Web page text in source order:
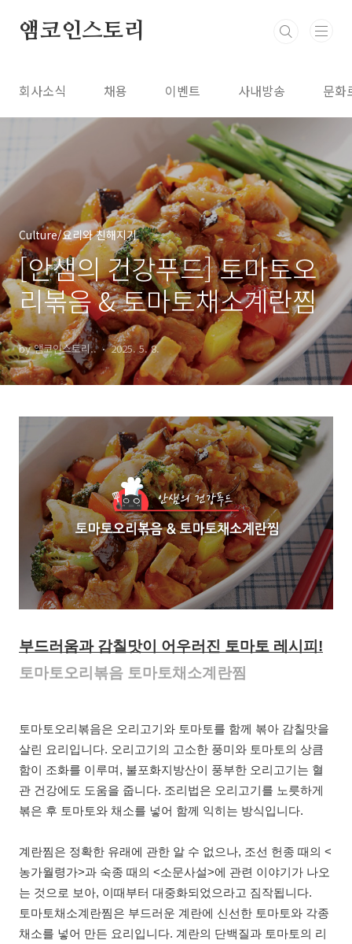
앰코인스토리
회사소식 채용 이벤트 사내방송 문화
Culture/요리와 친해지기
[안샘의 건강푸드] 토마토오
리볶음 & 토마토채소계란찜
by 앰코인스토리.. 2025. 5. 8.
부드러움과 감칠맛이 어우러진 토마토 레시피!
토마토오리볶음 토마토채소계란찜
토마토오리볶음은 오리고기와 토마토를 함께 볶아 감칠맛을
살린 요리입니다. 오리고기의 고소한 풍미와 토마토의 상큼
함이 조화를 이루며, 불포화지방산이 풍부한 오리고기는 혈
관 건강에도 도움을 줍니다. 조리법은 오리고기를 노릇하게
볶은 후 토마토와 채소를 넣어 함께 익히는 방식입니다.
계란찜은 정확한 유래에 관한 알 수 없으나, 조선 헌종 때의 <
농가월령가>과 숙종 때의 <소문사설>에 관련 이야기가 나오
는 것으로 보아, 이때부터 대중화되었으라고 짐작됩니다.
토마토채소계란찜은 부드러운 계란에 신선한 토마토와 각종
채소를 넣어 만든 요리입니다. 계란의 단백질과 토마토의 리